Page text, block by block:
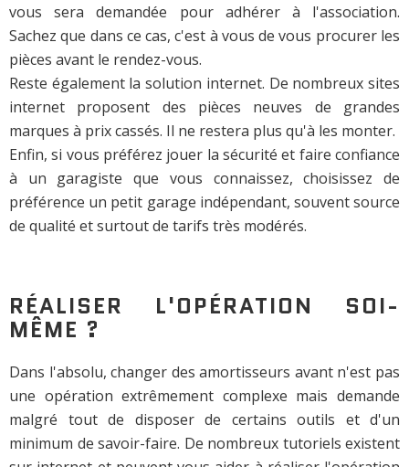
vous sera demandée pour adhérer à l'association.
Sachez que dans ce cas, c'est à vous de vous procurer les
pièces avant le rendez-vous.
Reste également la solution internet. De nombreux sites
internet proposent des pièces neuves de grandes
marques à prix cassés. Il ne restera plus qu'à les monter.
Enfin, si vous préférez jouer la sécurité et faire confiance
à un garagiste que vous connaissez, choisissez de
préférence un petit garage indépendant, souvent source
de qualité et surtout de tarifs très modérés.
RÉALISER L'OPÉRATION SOI-
MÊME ?
Dans l'absolu, changer des amortisseurs avant n'est pas
une opération extrêmement complexe mais demande
malgré tout de disposer de certains outils et d'un
minimum de savoir-faire. De nombreux tutoriels existent